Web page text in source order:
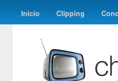
Inicio Clipping